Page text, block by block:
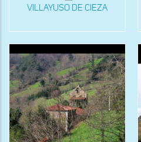
VILLAYUSO DE CIEZA